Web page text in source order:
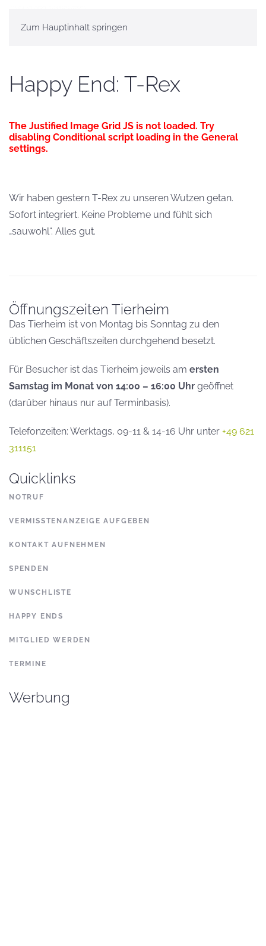
Zum Hauptinhalt springen
Happy End: T-Rex
The Justified Image Grid JS is not loaded. Try
disabling Conditional script loading in the General
settings.
Wir haben gestern T-Rex zu unseren Wutzen getan.
Sofort integriert. Keine Probleme und fühlt sich
„sauwohl“. Alles gut.
Öffnungszeiten Tierheim
Das Tierheim ist von Montag bis Sonntag zu den
üblichen Geschäftszeiten durchgehend besetzt.
Für Besucher ist das Tierheim jeweils am ersten
Samstag im Monat von 14:00 – 16:00 Uhr geöffnet
(darüber hinaus nur auf Terminbasis).
Telefonzeiten: Werktags, 09-11 & 14-16 Uhr unter +49 621
311151
Quicklinks
NOTRUF
VERMISSTENANZEIGE AUFGEBEN
KONTAKT AUFNEHMEN
SPENDEN
WUNSCHLISTE
HAPPY ENDS
MITGLIED WERDEN
TERMINE
Werbung